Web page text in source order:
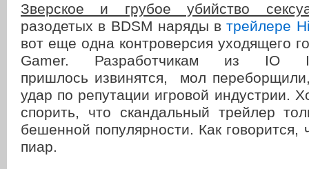
Зверское и грубое убийство
разодетых в BDSM наряды втрейлере
вот еще одна контроверсия уходящего
Gamer. Разработчикам из IO
пришлось извинятся, мол
удар по репутации игровой индустрии.
спорить, что скандальный трейлер
бешенной популярности. Как
пиар.